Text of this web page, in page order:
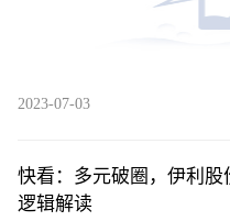
2023-07-03
快看：多元破圈，伊利股
逻辑解读